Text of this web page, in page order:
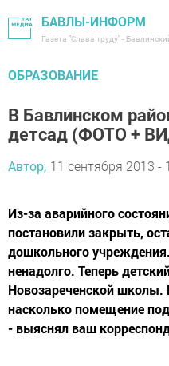
БАВЛЫ-ИНФОРМ
Газета "Слава труду" -
ОБРАЗОВАНИЕ
В Бавлинском
детсад (ФОТО +
Автор, 11 сентября 2013 -
Из-за аварийного
постановили закрыть,
дошкольного
ненадолго. Теперь
Новозареченской школы.
насколько помещение
- выяснял ваш